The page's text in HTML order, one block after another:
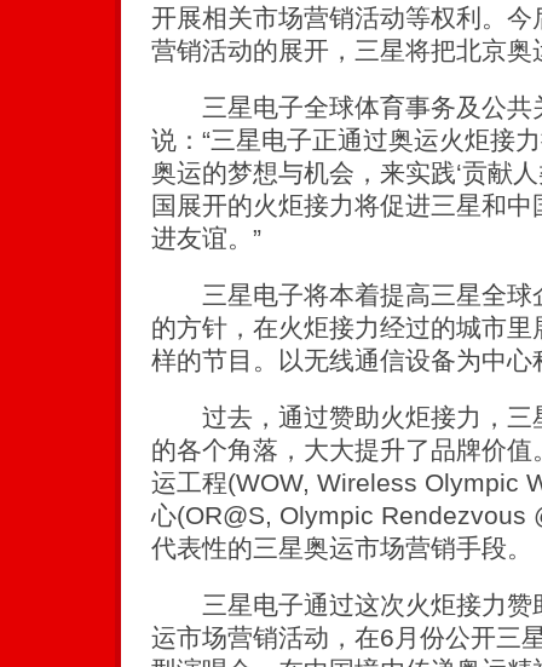
开展相关市场营销活动等权利。
营销活动的展开，三星将把北京
三星电子全球体育事务及公共
说：“三星电子正通过奥运火炬接
奥运的梦想与机会，来实践‘贡献
国展开的火炬接力将促进三星和
进友谊。”
三星电子将本着提高三星全球
的方针，在火炬接力经过的城市
样的节目。以无线通信设备为中
过去，通过赞助火炬接力，三
的各个角落，大大提升了品牌价
运工程(WOW, Wireless Olympic
心(OR@S, Olympic Rendezvous
代表性的三星奥运市场营销手段。
三星电子通过这次火炬接力赞
运市场营销活动，在6月份公开三